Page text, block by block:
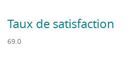
Taux de satisfaction
69.0